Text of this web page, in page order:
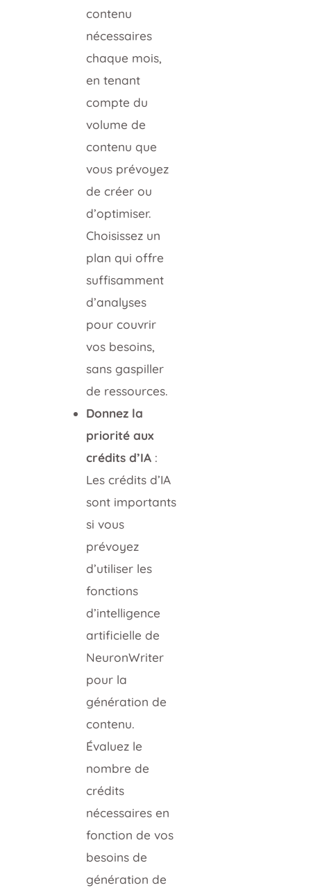
contenu
nécessaires
chaque mois,
en tenant
compte du
volume de
contenu que
vous prévoyez
de créer ou
d’optimiser.
Choisissez un
plan qui offre
suffisamment
d’analyses
pour couvrir
vos besoins,
sans gaspiller
de ressources.
Donnez la
priorité aux
crédits d’IA:
Les crédits d’IA
sont importants
si vous
prévoyez
d’utiliser les
fonctions
d’intelligence
artificielle de
NeuronWriter
pour la
génération de
contenu.
Évaluez le
nombre de
crédits
nécessaires en
fonction de vos
besoins de
génération de